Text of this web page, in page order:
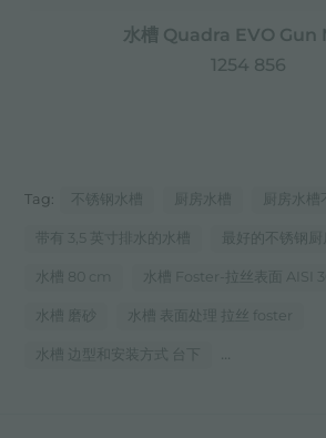
水槽 Quadra EVO Gun
1254 856
Tag: 不锈钢水槽 厨房水槽 厨房水槽
带有 3,5 英寸排水的水槽 最好的不锈钢厨
水槽 80 cm 水槽 Foster-拉丝表面 AISI
水槽 磨砂 水槽 表面处理 拉丝 foster
水槽 边型和安装方式 台下 ...